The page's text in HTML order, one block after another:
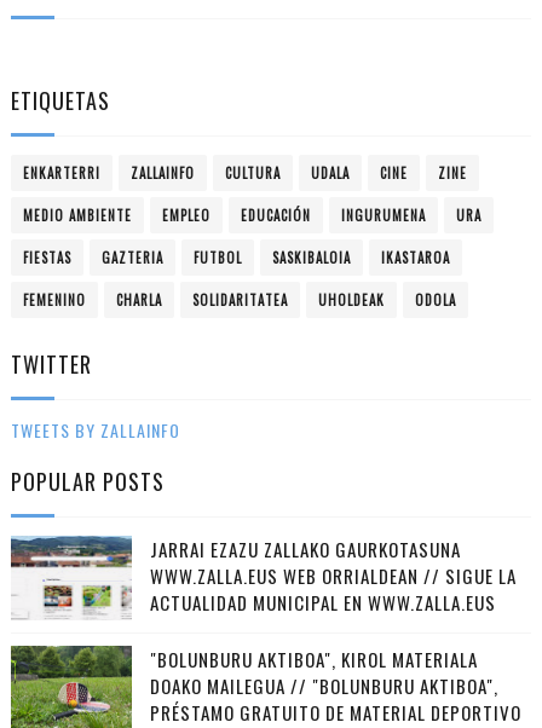
ETIQUETAS
ENKARTERRI ZALLAINFO CULTURA UDALA CINE ZINE
MEDIO AMBIENTE EMPLEO EDUCACIÓN INGURUMENA URA
FIESTAS GAZTERIA FUTBOL SASKIBALOIA IKASTAROA
FEMENINO CHARLA SOLIDARITATEA UHOLDEAK ODOLA
TWITTER
TWEETS BY ZALLAINFO
POPULAR POSTS
JARRAI EZAZU ZALLAKO GAURKOTASUNA
WWW.ZALLA.EUS WEB ORRIALDEAN // SIGUE LA
ACTUALIDAD MUNICIPAL EN WWW.ZALLA.EUS
"BOLUNBURU AKTIBOA", KIROL MATERIALA
DOAKO MAILEGUA // "BOLUNBURU AKTIBOA",
PRÉSTAMO GRATUITO DE MATERIAL DEPORTIVO